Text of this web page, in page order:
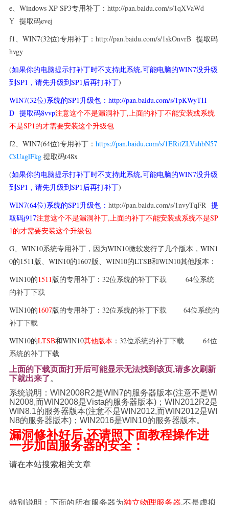
e、Windows XP SP3专用补丁： http://pan.baidu.com/s/1qXVaWd
Y 提取码evej
f1、WIN7(32位)专用补丁： http://pan.baidu.com/s/1skOnvrB 提取码
hvgy
(如果你的电脑提示打补丁时不支持此系统,可能电脑的WIN7没升级
到SP1，请先升级到SP1后再打补丁)
WIN7(32位)系统的SP1升级包： http://pan.baidu.com/s/1pKWyTH
D 提取码8vvp注意这个不是漏洞补丁,上面的补丁不能安装或系统
不是SP1的才需要安装这个升级包
f2、WIN7(64位)专用补丁： https://pan.baidu.com/s/1ERitZLVuhbN57
CsUaglFkg提取码t48x
(如果你的电脑提示打补丁时不支持此系统,可能电脑的WIN7没升级
到SP1，请先升级到SP1后再打补丁)
WIN7(64位)系统的SP1升级包： http://pan.baidu.com/s/1nvyTqFR 提
取码j917注意这个不是漏洞补丁,上面的补丁不能安装或系统不是SP
1的才需要安装这个升级包
G、WIN10系统专用补丁，因为WIN10微软发行了几个版本， WIN1
0的1511版、 WIN10的1607版、 WIN10的LTSB和WIN10其他版本：
WIN10的1511版的专用补丁： 32位系统的补丁下载
64位系统
的补丁下载
WIN10的1607版的专用补丁： 32位系统的补丁下载
64位系统的
补丁下载
WIN10的LTSB和WIN10其他版本 ： 32位系统的补丁下载
64位
系统的补丁下载
上面的下载页面打开后可能显示无法找到该页,请多次刷新
下就出来了。
系统说明：WIN2008R2是WIN7的服务器版本(注意不是WI
N2008,而WIN2008是Vista的服务器版本)；WIN2012R2是
WIN8.1的服务器版本(注意不是WIN2012,而WIN2012是WI
N8的服务器版本)；WIN2016是WIN10的服务器版本。
漏洞修补好后,还请照下面教程操作进
一步加固服务器的安全：
请在本站搜索相关文章
特别说明：下面的所有服务器为独立物理服务器,不是虚拟